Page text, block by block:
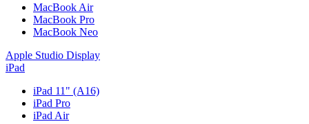
MacBook Air
MacBook Pro
MacBook Neo
Apple Studio Display
iPad
iPad 11" (A16)
iPad Pro
iPad Air